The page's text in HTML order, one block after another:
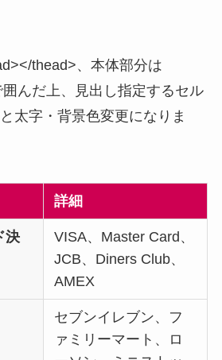
thead>、本体部分は
んだ上、見出し指定するセル
太字・背景色変更になりま
詳細
決
VISA、Master Card、
JCB、Diners Club、
AMEX
セブンイレブン、フ
ァミリーマート、ロ